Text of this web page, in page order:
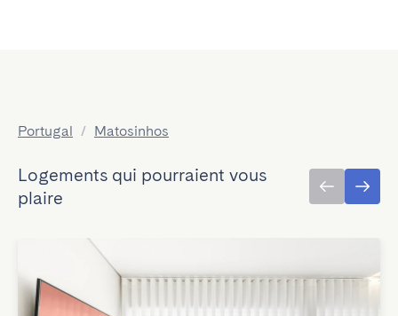
Portugal / Matosinhos
Logements qui pourraient vous
plaire